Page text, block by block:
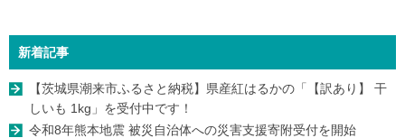
新着記事
【茨城県潮来市ふるさと納税】県産紅はるかの「【訳あり】 干
しいも 1kg」を受付中です！
令和8年熊本地震 被災自治体への災害支援寄附受付を開始